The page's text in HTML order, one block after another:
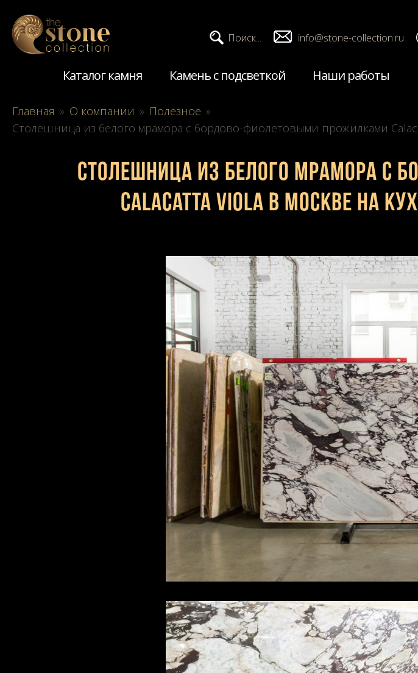
Поиск... info@stone-collection.ru
Каталог камня Камень с подсветкой Наши работы
Главная » О компании » Полезное »
Столешница из белого мрамора с бордово-фиолетовыми прожилками
Столешница из белого мрамора с
Calacatta Viola в Москве на